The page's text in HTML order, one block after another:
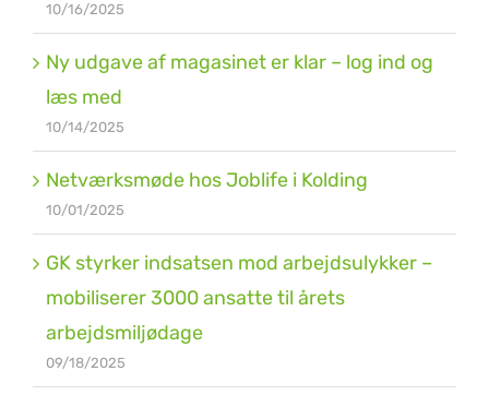
10/16/2025
Ny udgave af magasinet er klar – log ind og
læs med
10/14/2025
Netværksmøde hos Joblife i Kolding
10/01/2025
GK styrker indsatsen mod arbejdsulykker –
mobiliserer 3000 ansatte til årets
arbejdsmiljødage
09/18/2025